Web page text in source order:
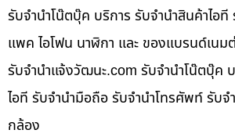
รับจำนำโน๊ตบุ๊ค บริการ รับจำนำสินค้าไอที
แพค ไอโฟน นาฬิกา และ ของแบรนด์เนม
รับจํานําแจ้งวัฒนะ.com รับจำนำโน๊ตบุ๊ค
ไอที รับจำนำมือถือ รับจำนำโทรศัพท์ รับจ
กล้อง